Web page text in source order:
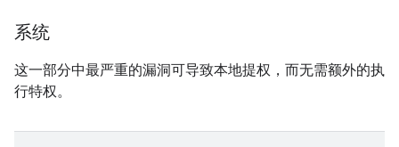
系统
这一部分中最严重的漏洞可导致本地提权，而无需额外的执
行特权。